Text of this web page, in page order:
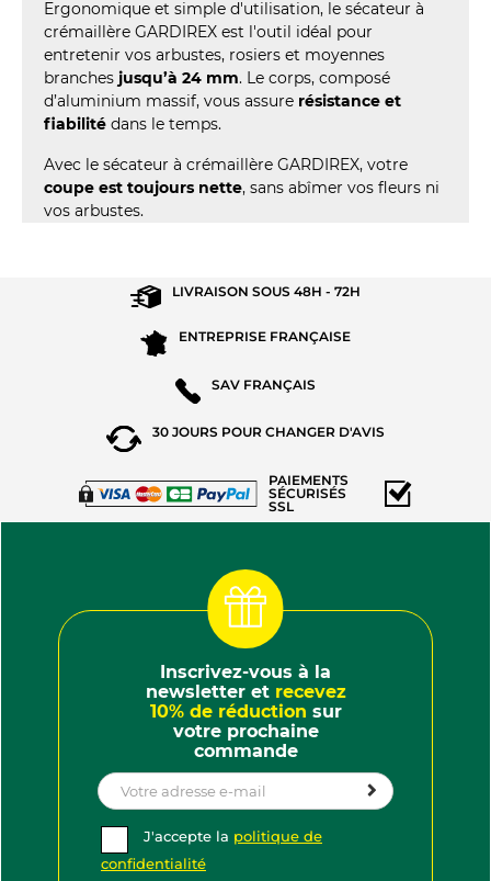
(121 AVIS)
Ergonomique et simple d'utilisation, le sécateur à
crémaillère GARDIREX est l'outil idéal pour
entretenir vos arbustes, rosiers et moyennes
branches jusqu’à 24 mm. Le corps, composé
d’aluminium massif, vous assure résistance et
fiabilité dans le temps.
Avec le sécateur à crémaillère GARDIREX, votre
coupe est toujours nette, sans abîmer vos fleurs ni
vos arbustes.
LIVRAISON SOUS48H - 72H
ENTREPRISE FRANÇAISE
SAV FRANÇAIS
30 JOURS POUR CHANGER D'AVIS
PAIEMENTS
SÉCURISÉS
SSL
Inscrivez-vous à la
newsletter etrecevez
10% de réduction sur
votre prochaine
commande
J'accepte la politique de
confidentialité